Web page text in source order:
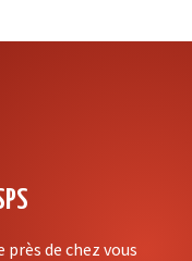
de chez vous